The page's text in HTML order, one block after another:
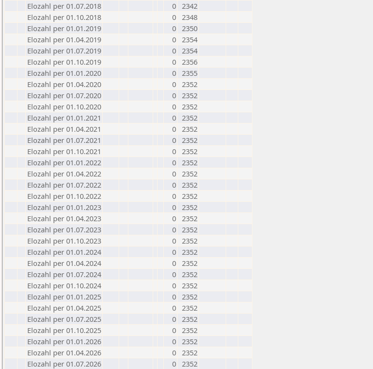
Elozahl per 01.07.2018
0 2342
Elozahl per 01.10.2018
0 2348
Elozahl per 01.01.2019
0 2350
Elozahl per 01.04.2019
0 2354
Elozahl per 01.07.2019
0 2354
Elozahl per 01.10.2019
0 2356
Elozahl per 01.01.2020
0 2355
Elozahl per 01.04.2020
0 2352
Elozahl per 01.07.2020
0 2352
Elozahl per 01.10.2020
0 2352
Elozahl per 01.01.2021
0 2352
Elozahl per 01.04.2021
0 2352
Elozahl per 01.07.2021
0 2352
Elozahl per 01.10.2021
0 2352
Elozahl per 01.01.2022
0 2352
Elozahl per 01.04.2022
0 2352
Elozahl per 01.07.2022
0 2352
Elozahl per 01.10.2022
0 2352
Elozahl per 01.01.2023
0 2352
Elozahl per 01.04.2023
0 2352
Elozahl per 01.07.2023
0 2352
Elozahl per 01.10.2023
0 2352
Elozahl per 01.01.2024
0 2352
Elozahl per 01.04.2024
0 2352
Elozahl per 01.07.2024
0 2352
Elozahl per 01.10.2024
0 2352
Elozahl per 01.01.2025
0 2352
Elozahl per 01.04.2025
0 2352
Elozahl per 01.07.2025
0 2352
Elozahl per 01.10.2025
0 2352
Elozahl per 01.01.2026
0 2352
Elozahl per 01.04.2026
0 2352
Elozahl per 01.07.2026
0 2352